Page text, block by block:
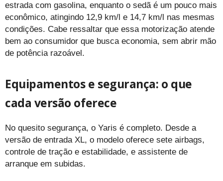
estrada com gasolina, enquanto o sedã é um pouco mais
econômico, atingindo 12,9 km/l e 14,7 km/l nas mesmas
condições. Cabe ressaltar que essa motorização atende
bem ao consumidor que busca economia, sem abrir mão
de potência razoável.
Equipamentos e segurança: o que
cada versão oferece
No quesito segurança, o Yaris é completo. Desde a
versão de entrada XL, o modelo oferece sete airbags,
controle de tração e estabilidade, e assistente de
arranque em subidas.